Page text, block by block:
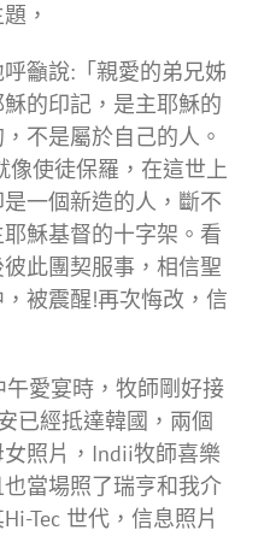
，
籲說:「親愛的弟兄姊
的印記，是主耶穌的
不是屬於自己的人。
像使徒保羅，在這世上
一個新造的人，斷不
穌基督的十字架。看
此團契服事，相信聖
被震醒!再次悔改，信
愛宴時，牧師剛好接
已經抵達韓國，兩個
照片，Indii牧師喜樂
當場照了瑞亨和我介
Tec 世代，信息照片